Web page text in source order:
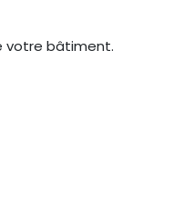
votre bâtiment.